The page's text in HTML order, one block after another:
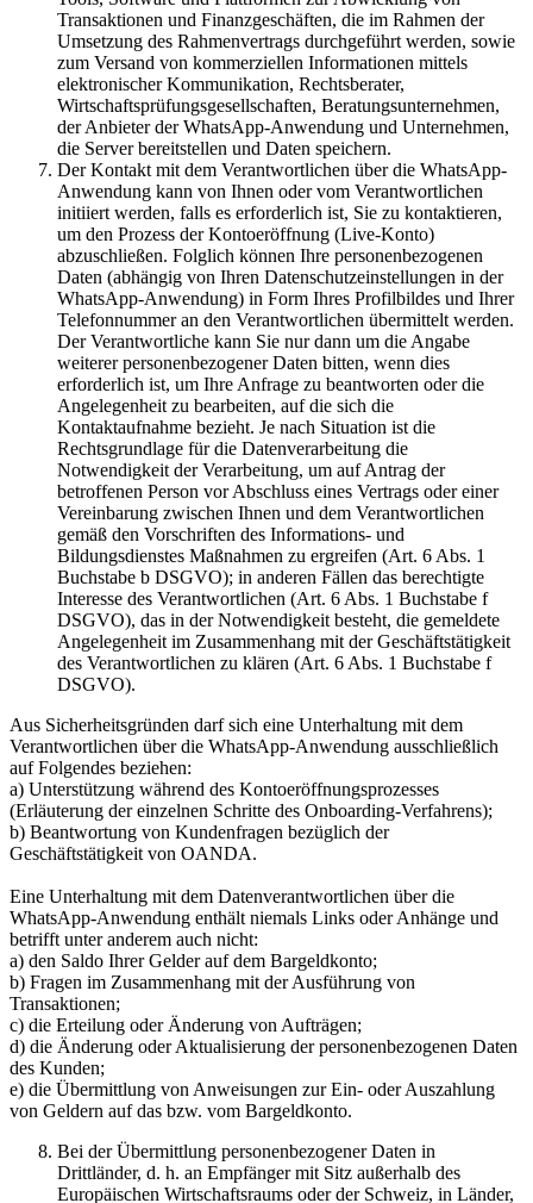
Transaktionen und Finanzgeschäften, die im Rahmen der
Umsetzung des Rahmenvertrags durchgeführt werden, sowie
zum Versand von kommerziellen Informationen mittels
elektronischer Kommunikation, Rechtsberater,
Wirtschaftsprüfungsgesellschaften, Beratungsunternehmen,
der Anbieter der WhatsApp-Anwendung und Unternehmen,
die Server bereitstellen und Daten speichern.
Der Kontakt mit dem Verantwortlichen über die WhatsApp-
Anwendung kann von Ihnen oder vom Verantwortlichen
initiiert werden, falls es erforderlich ist, Sie zu kontaktieren,
um den Prozess der Kontoeröffnung (Live-Konto)
abzuschließen. Folglich können Ihre personenbezogenen
Daten (abhängig von Ihren Datenschutzeinstellungen in der
WhatsApp-Anwendung) in Form Ihres Profilbildes und Ihrer
Telefonnummer an den Verantwortlichen übermittelt werden.
Der Verantwortliche kann Sie nur dann um die Angabe
weiterer personenbezogener Daten bitten, wenn dies
erforderlich ist, um Ihre Anfrage zu beantworten oder die
Angelegenheit zu bearbeiten, auf die sich die
Kontaktaufnahme bezieht. Je nach Situation ist die
Rechtsgrundlage für die Datenverarbeitung die
Notwendigkeit der Verarbeitung, um auf Antrag der
betroffenen Person vor Abschluss eines Vertrags oder einer
Vereinbarung zwischen Ihnen und dem Verantwortlichen
gemäß den Vorschriften des Informations- und
Bildungsdienstes Maßnahmen zu ergreifen (Art. 6 Abs. 1
Buchstabe b DSGVO); in anderen Fällen das berechtigte
Interesse des Verantwortlichen (Art. 6 Abs. 1 Buchstabe f
DSGVO), das in der Notwendigkeit besteht, die gemeldete
Angelegenheit im Zusammenhang mit der Geschäftstätigkeit
des Verantwortlichen zu klären (Art. 6 Abs. 1 Buchstabe f
DSGVO).
Aus Sicherheitsgründen darf sich eine Unterhaltung mit dem
Verantwortlichen über die WhatsApp-Anwendung ausschließlich
auf Folgendes beziehen:
a) Unterstützung während des Kontoeröffnungsprozesses
(Erläuterung der einzelnen Schritte des Onboarding-Verfahrens);
b) Beantwortung von Kundenfragen bezüglich der
Geschäftstätigkeit von OANDA.
Eine Unterhaltung mit dem Datenverantwortlichen über die
WhatsApp-Anwendung enthält niemals Links oder Anhänge und
betrifft unter anderem auch nicht:
a) den Saldo Ihrer Gelder auf dem Bargeldkonto;
b) Fragen im Zusammenhang mit der Ausführung von
Transaktionen;
c) die Erteilung oder Änderung von Aufträgen;
d) die Änderung oder Aktualisierung der personenbezogenen Daten
des Kunden;
e) die Übermittlung von Anweisungen zur Ein- oder Auszahlung
von Geldern auf das bzw. vom Bargeldkonto.
Bei der Übermittlung personenbezogener Daten in
Drittländer, d. h. an Empfänger mit Sitz außerhalb des
Europäischen Wirtschaftsraums oder der Schweiz, in Länder,